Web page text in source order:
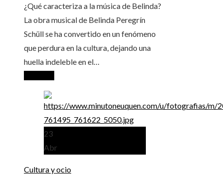
¿Qué caracteriza a la música de Belinda?
La obra musical de Belinda Peregrín
Schüll se ha convertido en un fenómeno
que perdura en la cultura, dejando una
huella indeleble en el…
23
Abr
Cultura y ocio